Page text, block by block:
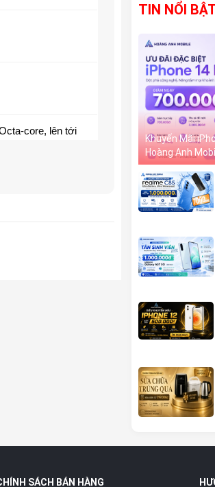
core, lên tới
TIN NỔI
Khuyến Mãi
Hoàng Anh
SÁCH BÁN HÀNG